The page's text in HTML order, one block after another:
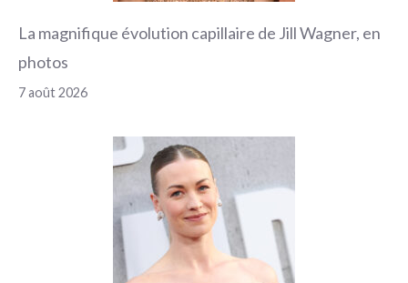
La magnifique évolution capillaire de Jill Wagner, en
photos
7 août 2026